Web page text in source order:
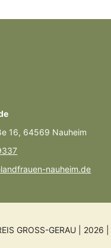
16, 64569 Nauheim
nauheim.de
GROSS-GERAU | 2026 |